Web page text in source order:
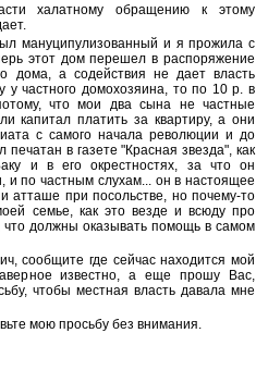
халатному обращению к этому
мануципулизованный и я прожила с
этот дом перешел в распоряжение
дома, а содействия не дает власть
у частного домохозяина, то по 10 р. в
что мои два сына не частные
капитал платить за квартиру, а они
с самого начала революции и до
в газете "Красная звезда", как
и в его окрестностях, за что он
и по частным слухам... он в настоящее
атташе при посольстве, но почему-то
семье, как это везде и всюду про
что должны оказывать помощь в самом
сообщите где сейчас находится мой
известно, а еще прошу Вас,
чтобы местная власть давала мне
мою просьбу без внимания.